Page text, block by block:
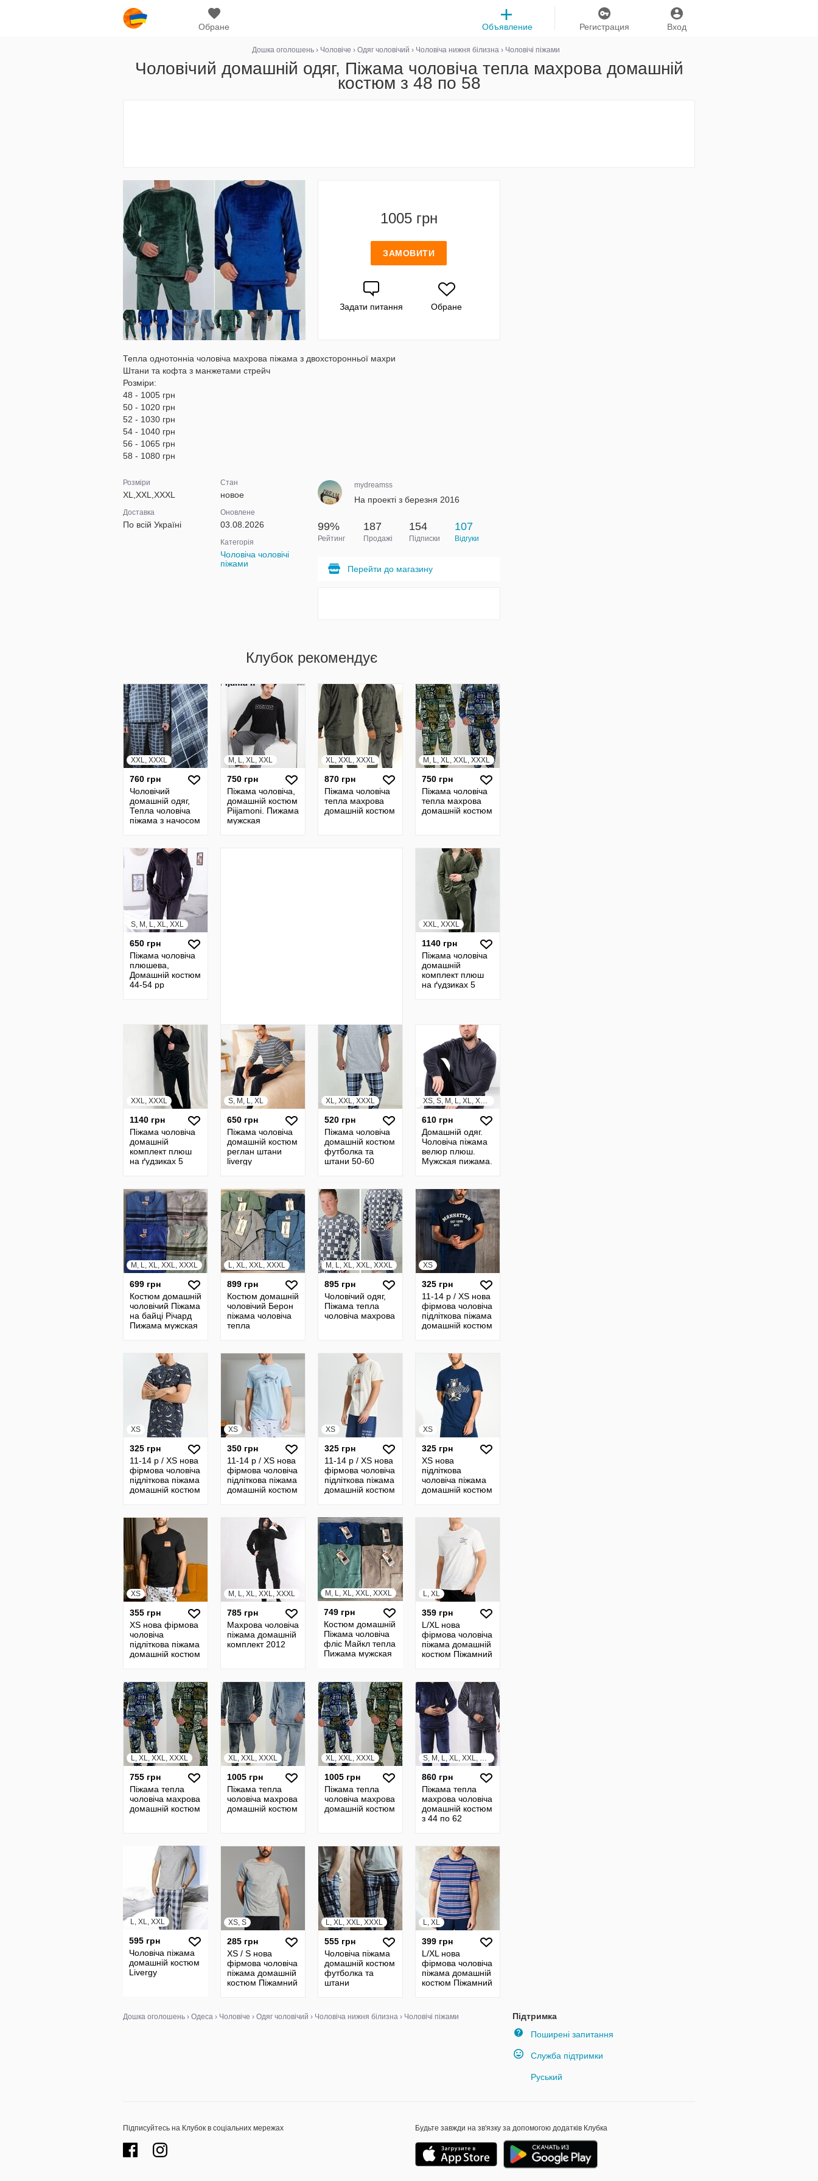
Обране Вход
Регистрация
Объявление
Дошка оголошень › Чоловіче › Одяг чоловічий › Чоловіча нижня білизна › Чоловічі піжами
Чоловічий домашній одяг, Піжама чоловіча тепла махрова домашній
костюм з 48 по 58
1005 грн
ЗАМОВИТИ
Задати питання Обране
Тепла однотонніа чоловіча махрова піжама з двохсторонньої махри
Штани та кофта з манжетами стрейч
Розміри:
48 - 1005 грн
50 - 1020 грн
52 - 1030 грн
54 - 1040 грн
56 - 1065 грн
58 - 1080 грн
Розміри
XL,XXL,XXXL
Доставка
По всій Україні
Стан
новое
Оновлене
03.08.2026
Категорія
Чоловіча чоловічі
піжами
mydreamss
На проекті з березня 2016
99%
Рейтинг
187
Продажі
154
Підписки
107
Відгуки
Перейти до магазину
Клубок рекомендує
XXL, XXXL
760 грн
Чоловічий
домашній одяг,
Тепла чоловіча
піжама з начосом
M, L, XL, XXL
750 грн
Піжама чоловіча,
домашній костюм
Piijamoni. Пижама
мужская
XL, XXL, XXXL
870 грн
Піжама чоловіча
тепла махрова
домашній костюм
M, L, XL, XXL, XXXL
750 грн
Піжама чоловіча
тепла махрова
домашній костюм
S, M, L, XL, XXL
650 грн
Піжама чоловіча
плюшева,
Домашній костюм
44-54 рр
XXL, XXXL
1140 грн
Піжама чоловіча
домашній
комплект плюш
на ґудзиках 5
XXL, XXXL
1140 грн
Піжама чоловіча
домашній
комплект плюш
на ґудзиках 5
S, M, L, XL
650 грн
Піжама чоловіча
домашній костюм
реглан штани
livergy
XL, XXL, XXXL
520 грн
Піжама чоловіча
домашній костюм
футболка та
штани 50-60
XS, S, M, L, XL, XXL, XXXL
610 грн
Домашній одяг.
Чоловіча піжама
велюр плюш.
Мужская пижама.
M, L, XL, XXL, XXXL
699 грн
Костюм домашній
чоловічий Піжама
на байці Річард
Пижама мужская
L, XL, XXL, XXXL
899 грн
Костюм домашній
чоловічий Берон
піжама чоловіча
тепла
M, L, XL, XXL, XXXL
895 грн
Чоловічий одяг,
Піжама тепла
чоловіча махрова
XS
325 грн
11-14 р / XS нова
фірмова чоловіча
підліткова піжама
домашній костюм
XS
325 грн
11-14 р / XS нова
фірмова чоловіча
підліткова піжама
домашній костюм
XS
350 грн
11-14 р / XS нова
фірмова чоловіча
підліткова піжама
домашній костюм
XS
325 грн
11-14 р / XS нова
фірмова чоловіча
підліткова піжама
домашній костюм
XS
325 грн
XS нова
підліткова
чоловіча піжама
домашній костюм
Potter Гаррі
Поттер
XS
355 грн
XS нова фірмова
чоловіча
підліткова піжама
домашній костюм
Sinsay оригінал
M, L, XL, XXL, XXXL
785 грн
Махрова чоловіча
піжама домашній
комплект 2012
M, L, XL, XXL, XXXL
749 грн
Костюм домашній
Піжама чоловіча
фліс Майкл тепла
Пижама мужская
L, XL
359 грн
L/XL нова
фірмова чоловіча
піжама домашній
костюм Піжамний
L, XL, XXL, XXXL
755 грн
Піжама тепла
чоловіча махрова
домашній костюм
XL, XXL, XXXL
1005 грн
Піжама тепла
чоловіча махрова
домашній костюм
XL, XXL, XXXL
1005 грн
Піжама тепла
чоловіча махрова
домашній костюм
S, M, L, XL, XXL, XXXL
860 грн
Піжама тепла
махрова чоловіча
домашній костюм
з 44 по 62
L, XL, XXL
595 грн
Чоловіча піжама
домашній костюм
Livergy
XS, S
285 грн
XS / S нова
фірмова чоловіча
піжама домашній
костюм Піжамний
L, XL, XXL, XXXL
555 грн
Чоловіча піжама
домашній костюм
футболка та
штани
L, XL
399 грн
L/XL нова
фірмова чоловіча
піжама домашній
костюм Піжамний
Підтримка
Поширені запитання
Служба підтримки
Руський
Дошка оголошень › Одеса › Чоловіче › Одяг чоловічий › Чоловіча нижня білизна › Чоловічі піжами
Підписуйтесь на Клубок в соціальних мережах Будьте завжди на зв'язку за допомогою додатків Клубка